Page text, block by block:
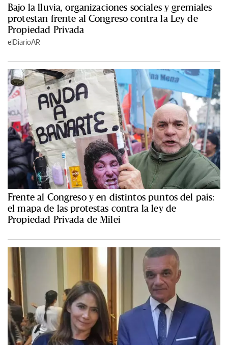
Bajo la lluvia, organizaciones sociales y gremiales
protestan frente al Congreso contra la Ley de
Propiedad Privada
elDiarioAR
Frente al Congreso y en distintos puntos del país:
el mapa de las protestas contra la ley de
Propiedad Privada de Milei